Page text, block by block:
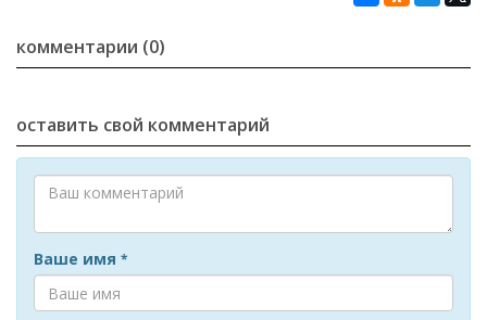
комментарии (0)
оставить свой комментарий
Ваше имя *